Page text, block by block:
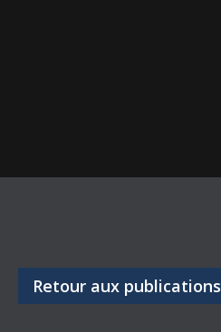
Retour aux publications